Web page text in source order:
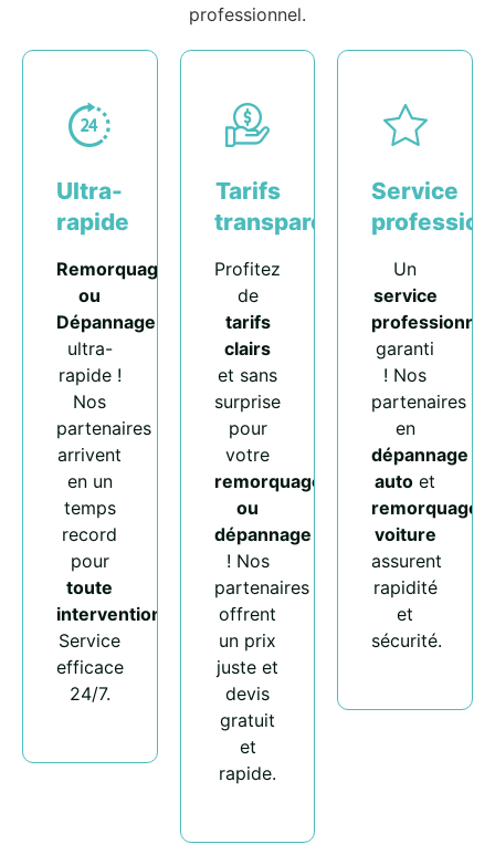
professionnel.
Ultra-
rapide
Remorquage
ou
Dépannage
ultra-
rapide !
Nos
partenaires
arrivent
en un
temps
record
pour
toute
intervention
Service
efficace
24/7.
Tarifs
transparents
Profitez
de
tarifs
clairs
et sans
surprise
pour
votre
remorquage
ou
dépannage
! Nos
partenaires
offrent
un prix
juste et
devis
gratuit
et
rapide.
Service
Un
service
professionnel
garanti
! Nos
partenaires
en
dépannage
auto et
remorquage
voiture
assurent
rapidité
et
sécurité.